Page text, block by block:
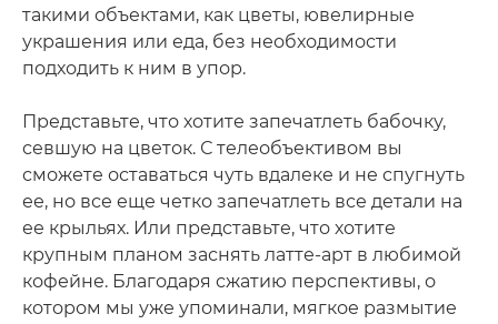
такими объектами, как цветы, ювелирные
украшения или еда, без необходимости
подходить к ним в упор.
Представьте, что хотите запечатлеть бабочку,
севшую на цветок. С телеобъективом вы
сможете оставаться чуть вдалеке и не спугнуть
ее, но все еще четко запечатлеть все детали на
ее крыльях. Или представьте, что хотите
крупным планом заснять латте-арт в любимой
кофейне. Благодаря сжатию перспективы, о
котором мы уже упоминали, мягкое размытие